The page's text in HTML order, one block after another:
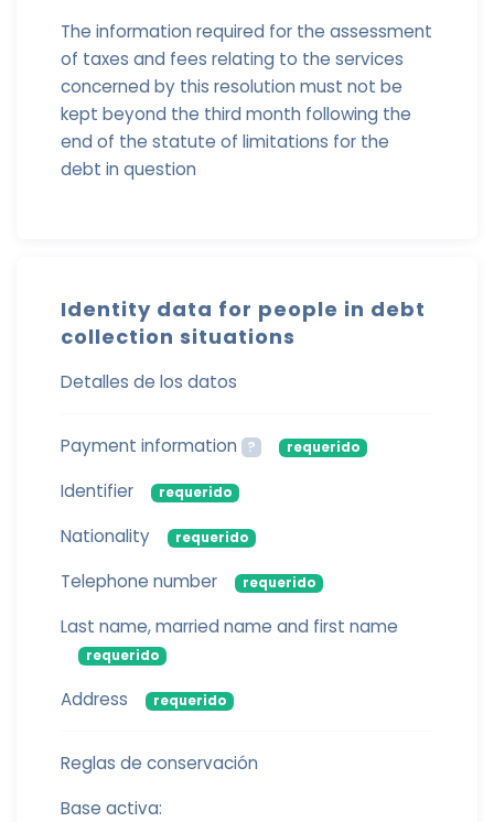
The information required for the assessment
of taxes and fees relating to the services
concerned by this resolution must not be
kept beyond the third month following the
end of the statute of limitations for the
debt in question
Identity data for people in debt
collection situations
Detalles de los datos
Payment information ? requerido
Identifier requerido
Nationality requerido
Telephone number requerido
Last name, married name and first name
requerido
Address requerido
Reglas de conservación
Base activa: